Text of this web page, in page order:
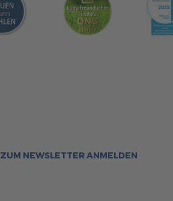
ZUM NEWSLETTER ANMELDEN